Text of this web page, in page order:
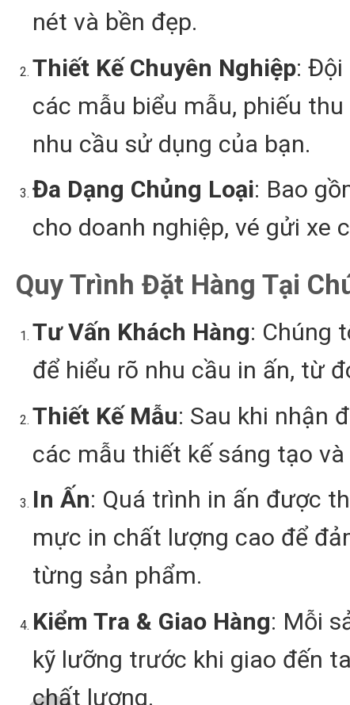
nét và bền đẹp.
Thiết Kế Chuyên Nghiệp: Đội
các mẫu biểu mẫu, phiếu
nhu cầu sử dụng của bạn.
Đa Dạng Chủng Loại: Bao
cho doanh nghiệp, vé gửi xe
Quy Trình Đặt Hàng Tại
Tư Vấn Khách Hàng: Chúng
để hiểu rõ nhu cầu in ấn, từ
Thiết Kế Mẫu: Sau khi nhận
các mẫu thiết kế sáng tạo
In Ấn: Quá trình in ấn được
mực in chất lượng cao để
từng sản phẩm.
Kiểm Tra & Giao Hàng: Mỗi
kỹ lưỡng trước khi giao đến
chất lượng.